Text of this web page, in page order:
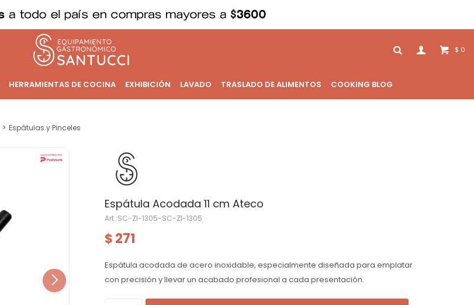
HERRAMIENTAS DE COCINA EXHIBICIÓN LAVADO TRASLADO DE ALIMENTOS COOKING BLOG
$ 0
Espátulas y Pinceles
Espátula Acodada 11 cm Ateco
SC-ZI-1305-SC-ZI-1305
$ 271
Espátula acodada de acero inoxidable, especialmente diseñada para emplatar
con precisión y llevar un acabado profesional a cada presentación.